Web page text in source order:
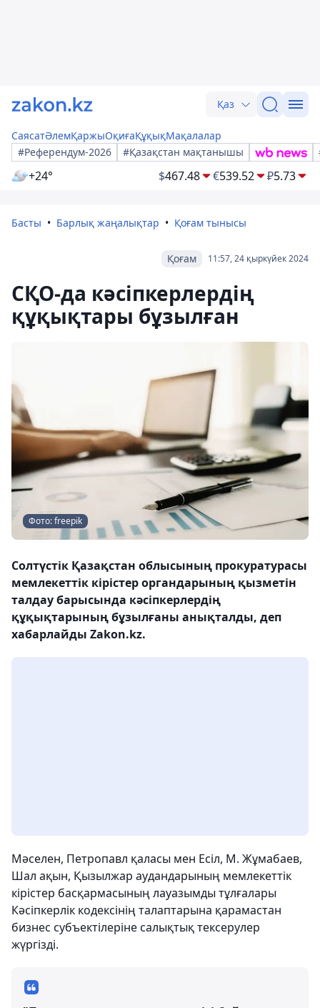
Қаз
СаясатӘлемҚаржыОқиғаҚұқықМақалалар
#Референдум-2026
#Қазақстан мақтанышы
+24° $467.48 €539.52 ₽5.73
Басты Барлық жаңалықтар Қоғам тынысы
11:57, 24 қыркүйек 2024
Қоғам
СҚО-да кәсіпкерлердің
құқықтары бұзылған
Фото: freepik
Солтүстік Қазақстан облысының прокуратурасы
мемлекеттік кірістер органдарының қызметін
талдау барысында кәсіпкерлердің
құқықтарының бұзылғаны анықталды, деп
хабарлайды Zakon.kz.
Мәселен, Петропавл қаласы мен Есіл, М. Жұмабаев,
Шал ақын, Қызылжар аудандарының мемлекеттік
кірістер басқармасының лауазымды тұлғалары
Кәсіпкерлік кодексінің талаптарына қарамастан
бизнес субъектілеріне салықтық тексерулер
жүргізді.